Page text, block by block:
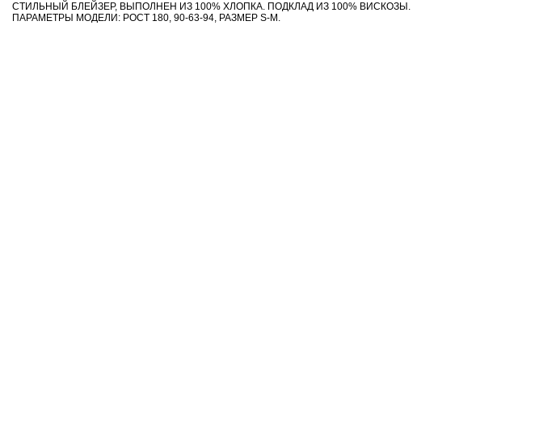
СТИЛЬНЫЙ БЛЕЙЗЕР, ВЫПОЛНЕН ИЗ 100% ХЛОПКА. ПОДКЛАД ИЗ 100% ВИСКОЗЫ.
ПАРАМЕТРЫ МОДЕЛИ: РОСТ 180, 90-63-94, РАЗМЕР S-M.